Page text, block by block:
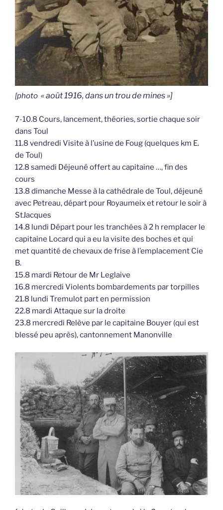
[photo « août 1916, dans un trou de mines »]
7-10.8 Cours, lancement, théories, sortie chaque soir
dans Toul
11.8 vendredi Visite à l’usine de Foug (quelques km E.
de Toul)
12.8 samedi Déjeuné offert au capitaine …, fin des
cours
13.8 dimanche Messe à la cathédrale de Toul, déjeuné
avec Petreau, départ pour Royaumeix et retour le soir à
StJacques
14.8 lundi Départ pour les tranchées à 2 h remplacer le
capitaine Locard qui a eu la visite des boches et qui
met quantité de chevaux de frise à l’emplacement Cie
B.
15.8 mardi Retour de Mr Leglaive
16.8 mercredi Violents bombardements par torpilles
21.8 lundi Tremulot part en permission
22.8 mardi Attaque sur la droite
23.8 mercredi Relève par le capitaine Bouyer (qui est
blessé peu après), cantonnement Manonville